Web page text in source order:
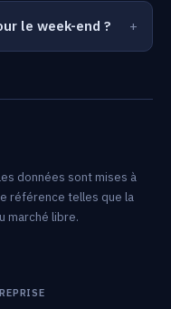
le week-end ?
données sont mises à
référence telles que la
marché libre.